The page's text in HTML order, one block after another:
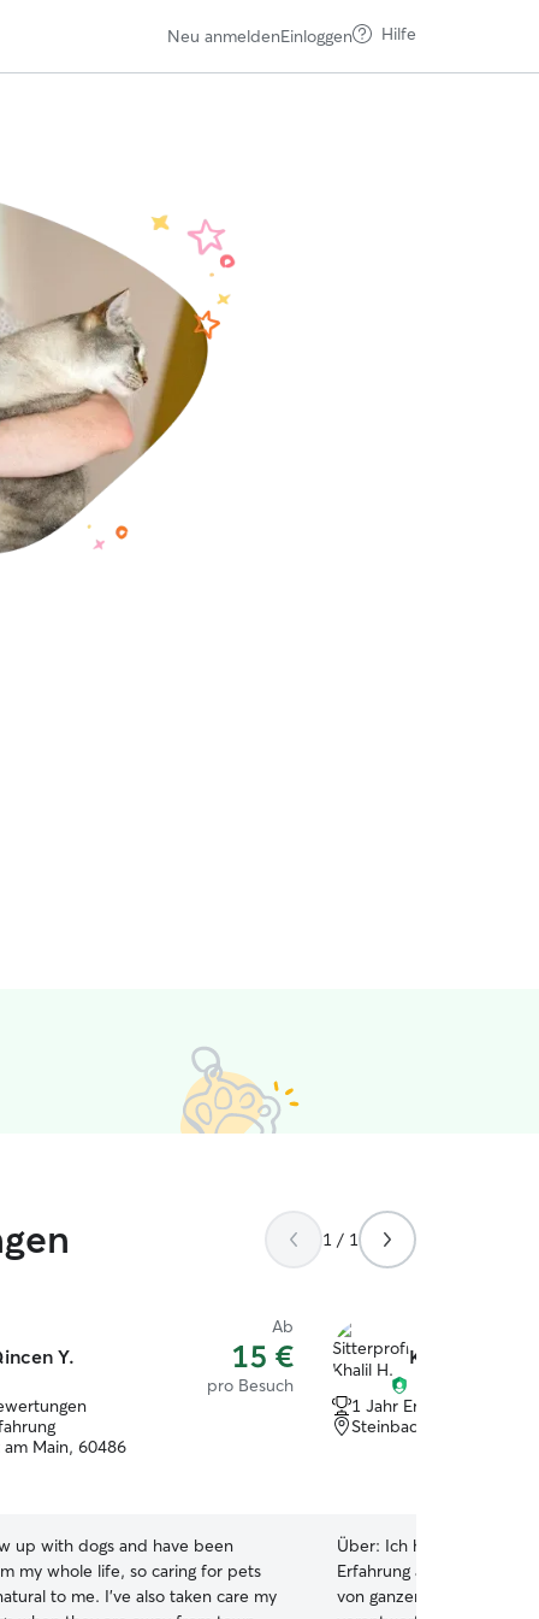
Neu anmeldenEinloggen Hilfe
1 / 1
Y.
Ab
15 €
pro Besuch
Main, 60486
up with dogs and have been
my whole life, so caring for pets
to me. I've also taken care my
Khalil H.
1 Jahr Erfahrung
Steinbach (Taunus),
Über: Ich habe zwar noch
Erfahrung als
von ganzem Herzen und